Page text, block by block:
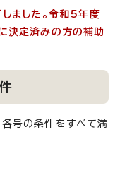
ました。令和5年度
決定済みの方の補助
号の条件をすべて満